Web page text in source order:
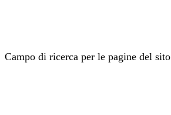
Campo di ricerca per le pagine del sito